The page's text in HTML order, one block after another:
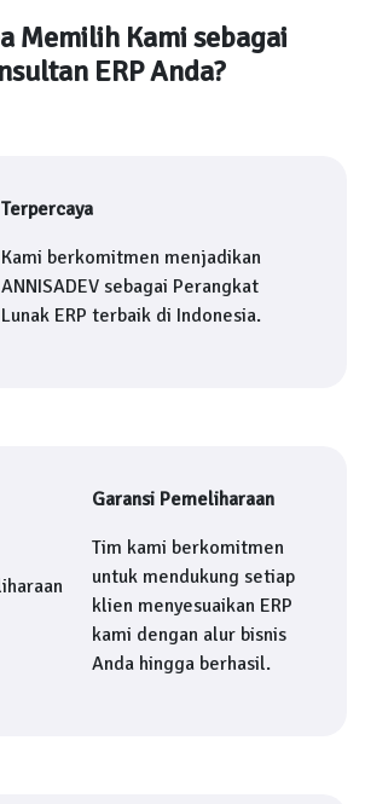
Memilih Kami sebagai
ERP Anda?
Terpercaya
Kami berkomitmen menjadikan
ANNISADEV sebagai Perangkat
Lunak ERP terbaik di Indonesia.
Garansi Pemeliharaan
Tim kami berkomitmen
untuk mendukung setiap
klien menyesuaikan ERP
kami dengan alur bisnis
Anda hingga berhasil.